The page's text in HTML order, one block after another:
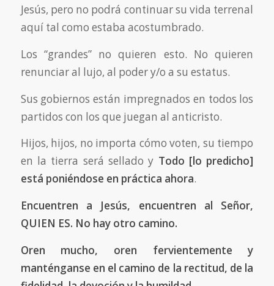
Jesús, pero no podrá continuar su vida terrenal
aquí tal como estaba acostumbrado.
Los “grandes” no quieren esto. No quieren
renunciar al lujo, al poder y/o a su estatus.
Sus gobiernos están impregnados en todos los
partidos con los que juegan al anticristo.
Hijos, hijos, no importa cómo voten, su tiempo
en la tierra será sellado y Todo [lo predicho]
está poniéndose en práctica ahora.
Encuentren a Jesús, encuentren al Señor,
QUIEN ES. No hay otro camino.
Oren mucho, oren fervientemente y
manténganse en el camino de la rectitud, de la